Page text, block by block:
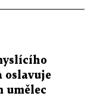
oslavuje
umělec